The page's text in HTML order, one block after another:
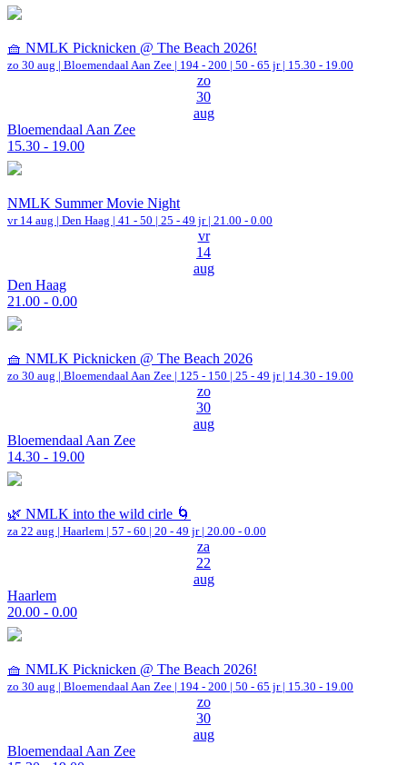
🧺 NMLK Picknicken @ The Beach 2026!
zo 30 aug | Bloemendaal Aan Zee | 194 - 200 | 50 - 65 jr | 15.30 - 19.00
zo
30
aug
Bloemendaal Aan Zee
15.30 - 19.00
NMLK Summer Movie Night
vr 14 aug | Den Haag | 41 - 50 | 25 - 49 jr | 21.00 - 0.00
vr
14
aug
Den Haag
21.00 - 0.00
🧺 NMLK Picknicken @ The Beach 2026
zo 30 aug | Bloemendaal Aan Zee | 125 - 150 | 25 - 49 jr | 14.30 - 19.00
zo
30
aug
Bloemendaal Aan Zee
14.30 - 19.00
🌿 NMLK into the wild cirle 🌀
za 22 aug | Haarlem | 57 - 60 | 20 - 49 jr | 20.00 - 0.00
za
22
aug
Haarlem
20.00 - 0.00
🧺 NMLK Picknicken @ The Beach 2026!
zo 30 aug | Bloemendaal Aan Zee | 194 - 200 | 50 - 65 jr | 15.30 - 19.00
zo
30
aug
Bloemendaal Aan Zee